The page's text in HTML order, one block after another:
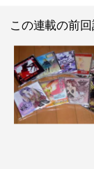
この連載の前